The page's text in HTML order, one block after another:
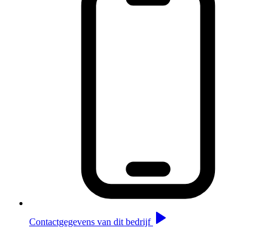
Contactgegevens van dit bedrijf